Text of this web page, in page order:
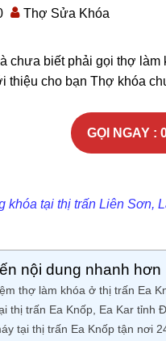
Thợ Sửa Khóa
chưa biết phải gọi thợ làm
thiệu cho bạn Thợ khóa
GỌI NGAY :
khóa tại thị trấn Liên Sơn,
nội dung nhanh hơn
thợ làm khóa ở thị trấn Ea
thị trấn Ea Knốp, Ea Kar tỉnh
tại thị trấn Ea Knốp tận nơi